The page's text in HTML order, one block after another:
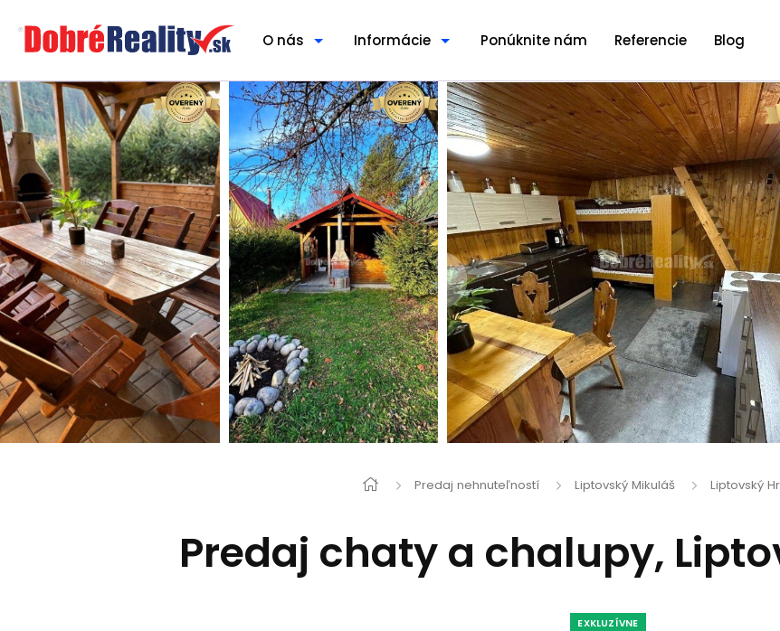
O nás Informácie Ponúknite nám Referencie Blog
Predaj nehnuteľností Liptovský Mikuláš Liptovský
Predaj chaty a chalupy,
EXKLUZÍVNE